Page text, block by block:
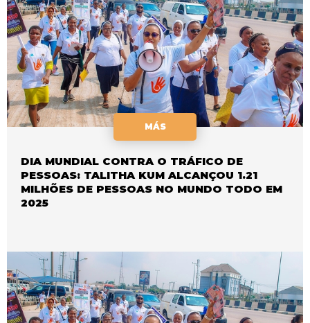
MÁS
DIA MUNDIAL CONTRA O TRÁFICO DE
PESSOAS: TALITHA KUM ALCANÇOU 1.21
MILHÕES DE PESSOAS NO MUNDO TODO EM
2025